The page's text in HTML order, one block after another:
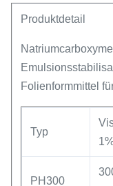
Produktdetail
Folienformmittel
Typ
PH300